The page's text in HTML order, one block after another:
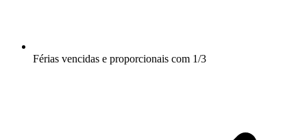
Férias vencidas e proporcionais com 1/3